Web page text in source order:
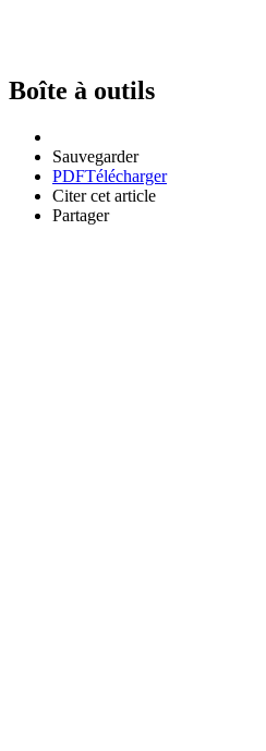
Boîte à outils
Sauvegarder
PDFTélécharger
Citer cet article
Partager